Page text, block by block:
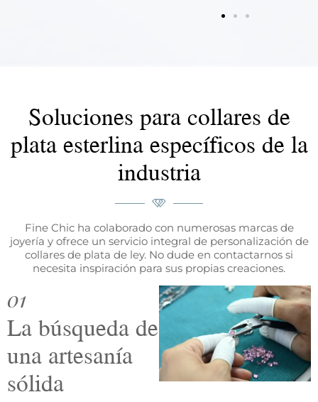
Soluciones para collares de
plata esterlina específicos de la
industria
Fine Chic ha colaborado con numerosas marcas de
joyería y ofrece un servicio integral de personalización de
collares de plata de ley. No dude en contactarnos si
necesita inspiración para sus propias creaciones.
01
La búsqueda de
una artesanía
sólida